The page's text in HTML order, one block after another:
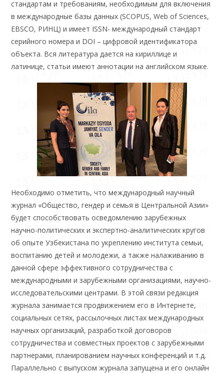
стандартам и требованиям, необходимым для включения
в международные базы данных (SCOPUS, Web of Sciences,
EBSCO, РИНЦ) и имеет ISSN- международный стандарт
серийного номера и DOI – цифровой идентификатора
объекта. Вся литература дается на кириллице и
латинице, статьи имеют аннотации на английском языке.
Необходимо отметить, что международный научный
журнал «Общество, гендер и семья в Центральной Азии»
будет способствовать осведомлению зарубежных
научно-политических и экспертно-аналитических кругов
об опыте Узбекистана по укреплению института семьи,
воспитанию детей и молодежи, а также налаживанию в
данной сфере эффективного сотрудничества с
международными и зарубежными организациями, научно-
исследовательскими центрами. В этой связи редакция
журнала занимается продвижением его в Интернете,
социальных сетях, рассылочных листах международных
научных организаций, разработкой договоров
сотрудничества и совместных проектов с зарубежными
партнерами, планированием научных конференций и т.д.
Параллельно с выпуском журнала запущена и его онлайн